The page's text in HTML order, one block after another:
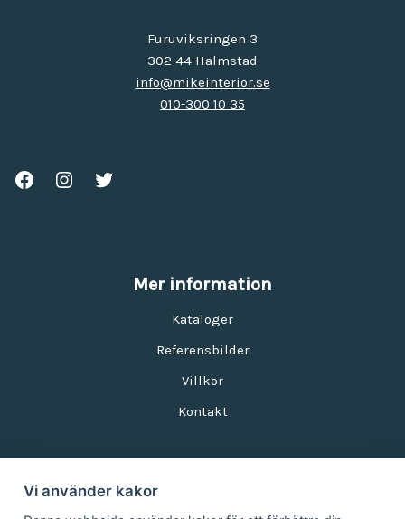
Furuviksringen 3
302 44 Halmstad
info@mikeinterior.se
010-300 10 35
Mer information
Kataloger
Referensbilder
Villkor
Kontakt
Vi använder kakor